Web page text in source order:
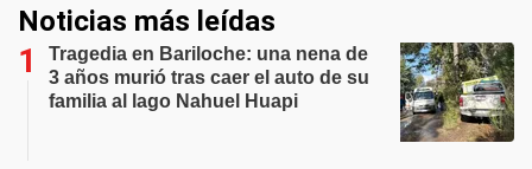
Noticias más leídas
Tragedia en Bariloche: una nena de
3 años murió tras caer el auto de su
familia al lago Nahuel Huapi